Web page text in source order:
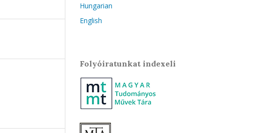
Hungarian
English
Folyóiratunkat indexeli